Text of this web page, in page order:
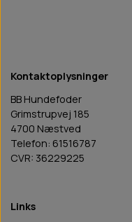
Kontaktoplysninger
BB Hundefoder
Grimstrupvej 185
4700 Næstved
Telefon: 61516787
CVR: 36229225
Links